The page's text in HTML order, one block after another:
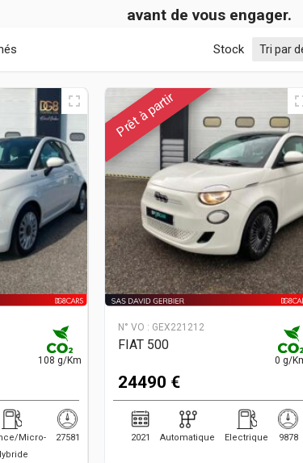
avant de vous engager.
Stock
108 g/Km
Micro-
27581
Prêt à partir
N° VO : GEX221212
FIAT 500
0 g/
24490 €
2021 Automatique Electrique 9878